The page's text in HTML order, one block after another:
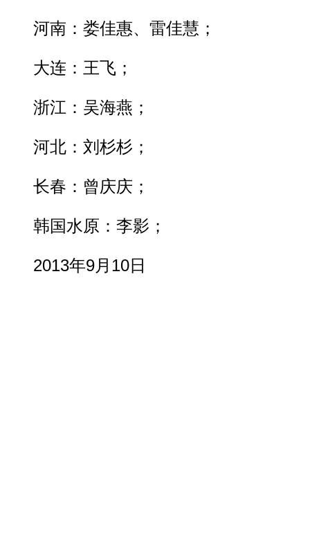
河南：娄佳惠、雷佳慧；
大连：王飞；
浙江：吴海燕；
河北：刘杉杉；
长春：曾庆庆；
韩国水原：李影；
2013年9月10日